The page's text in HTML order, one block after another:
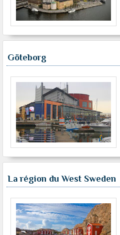
Göteborg
La région du West Sweden